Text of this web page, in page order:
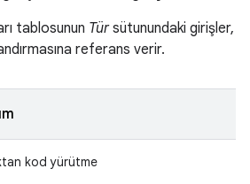
tablosunun Türsütunundaki girişler,
referans verir.
kod yürütme